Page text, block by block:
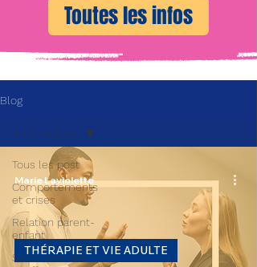
Toutes les infos
Blog
Tous les post
Comportements
et crises
Relation parent-
enfant
Santé sexuelle
Tous les post
THÉRAPIE ET VIE ADULTE
Marie Laviolette